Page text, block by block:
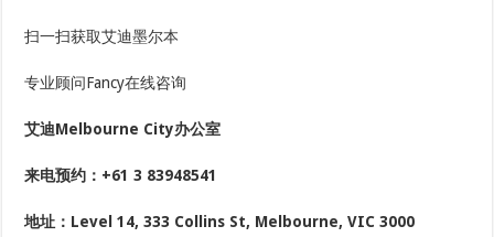
扫一扫获取艾迪墨尔本
专业顾问Fancy在线咨询
艾迪Melbourne City办公室
来电预约：+61 3 83948541
地址：Level 14, 333 Collins St, Melbourne, VIC 3000